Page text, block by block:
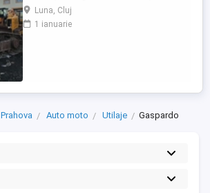
la numerele: tel: 0743 131 559 sau: 0751
268 586 Excavator pe șenile Liebherr R 942
An fabricație : 2004 Ore de funcționare:
Luna, Cluj
1 ianuarie
Prahova Auto moto Utilaje Gaspardo